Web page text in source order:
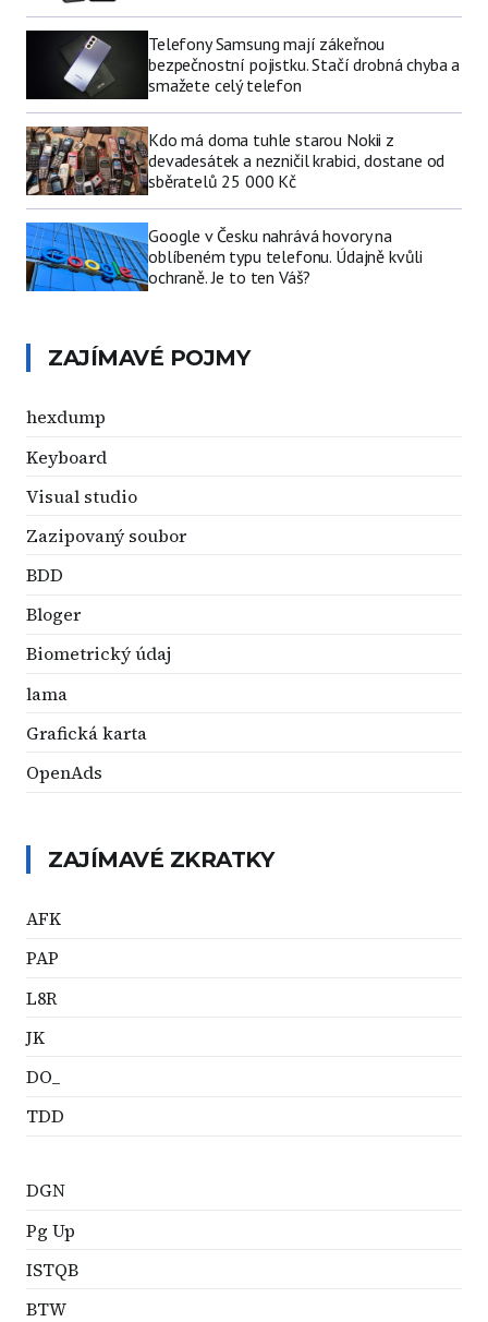
Telefony Samsung mají zákeřnou
bezpečnostní pojistku. Stačí drobná chyba a
smažete celý telefon
Kdo má doma tuhle starou Nokii z
devadesátek a nezničil krabici, dostane od
sběratelů 25 000 Kč
Google v Česku nahrává hovory na
oblíbeném typu telefonu. Údajně kvůli
ochraně. Je to ten Váš?
ZAJÍMAVÉ POJMY
hexdump
Keyboard
Visual studio
Zazipovaný soubor
BDD
Bloger
Biometrický údaj
lama
Grafická karta
OpenAds
ZAJÍMAVÉ ZKRATKY
AFK
PAP
L8R
JK
DO_
TDD
DGN
Pg Up
ISTQB
BTW